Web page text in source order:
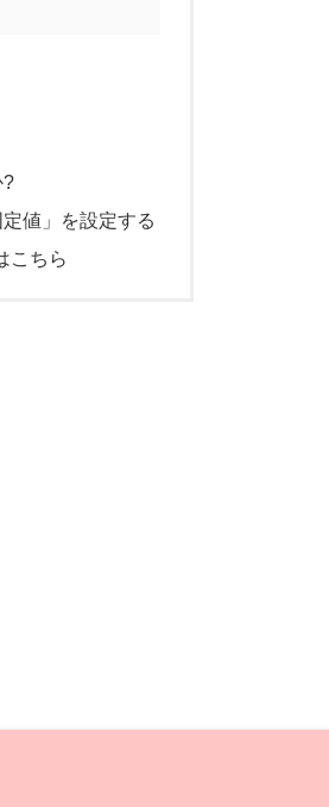
?
値」を設定する
こちら